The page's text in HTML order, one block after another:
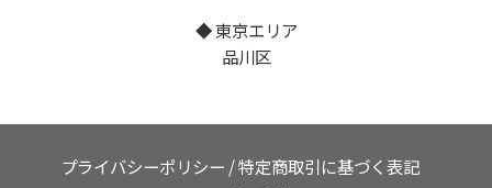
◆ 東京エリア
品川区
プライバシーポリシー /特定商取引に基づく表記